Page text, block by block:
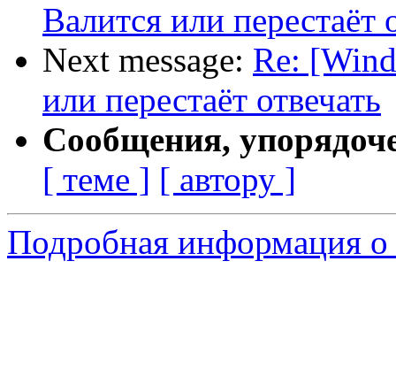
Валится или перестаёт
Next message: Re:
или перестаёт отвечать
Сообщения,
[ теме ] [ автору ]
Подробная информация